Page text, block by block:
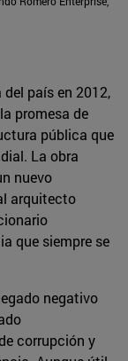
país en 2012,
promesa de
pública que
La obra
nuevo
arquitecto
que siempre se
negativo
corrupción y